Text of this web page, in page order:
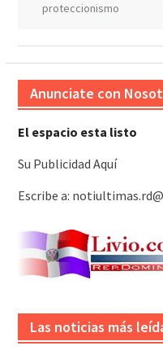
proteccionismo
Anunciate con
El espacio esta listo
Su Publicidad Aquí
Escribe a:
Las noticias más